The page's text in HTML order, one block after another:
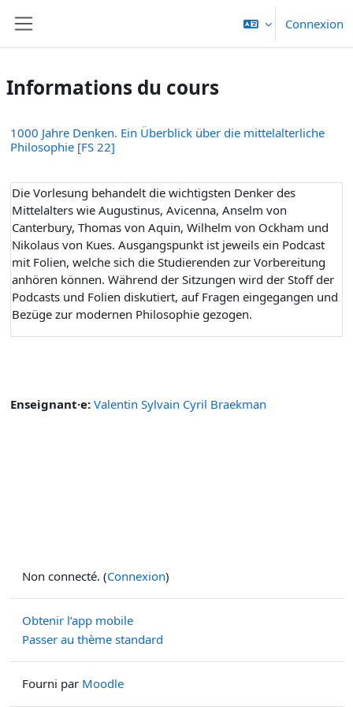
Connexion
Informations du cours
1000 Jahre Denken. Ein Überblick über die mittelalterliche
Philosophie [FS 22]
Die Vorlesung behandelt die wichtigsten Denker des
Mittelalters wie Augustinus, Avicenna, Anselm von
Canterbury, Thomas von Aquin, Wilhelm von Ockham und
Nikolaus von Kues. Ausgangspunkt ist jeweils ein Podcast
mit Folien, welche sich die Studierenden zur Vorbereitung
anhören können. Während der Sitzungen wird der Stoff der
Podcasts und Folien diskutiert, auf Fragen eingegangen und
Bezüge zur modernen Philosophie gezogen.
Enseignant·e: Valentin Sylvain Cyril Braekman
Non connecté. (Connexion)
Obtenir l’app mobile
Passer au thème standard
Fourni par Moodle